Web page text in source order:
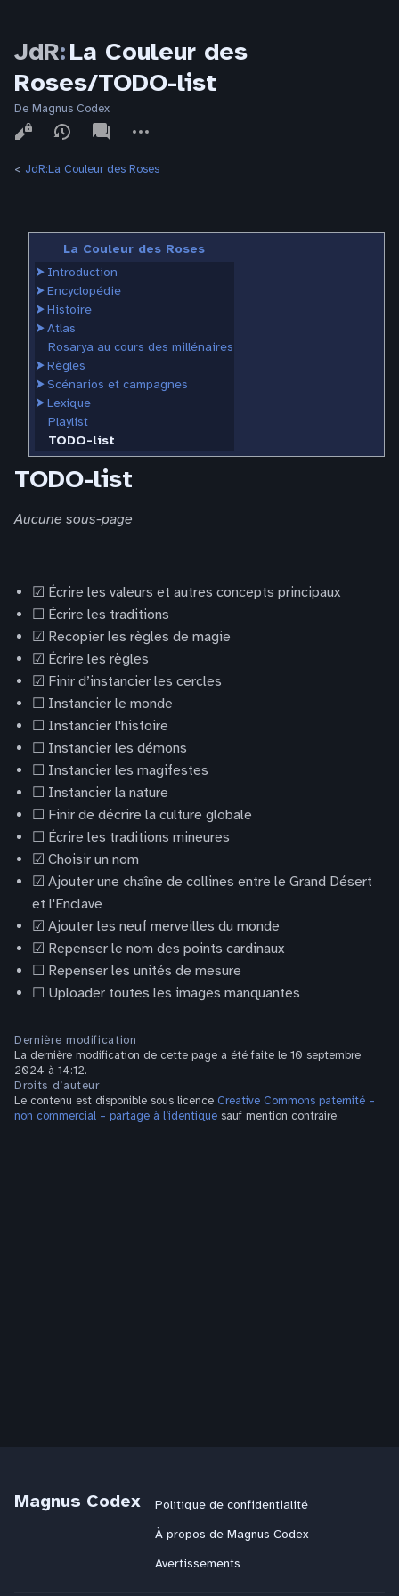
JdR:La Couleur des
Roses/TODO-list
De Magnus Codex
Affichages
associated-
pages
actions
< JdR:La Couleur des Roses
La Couleur des Roses
⮞ Introduction
⮞Encyclopédie
⮞Histoire
⮞Atlas
Rosarya au cours des millénaires
⮞Règles
⮞Scénarios et campagnes
⮞Lexique
Playlist
TODO-list
TODO-list
Aucune sous-page
☑ Écrire les valeurs et autres concepts principaux
☐ Écrire les traditions
☑ Recopier les règles de magie
☑ Écrire les règles
☑ Finir d’instancier les cercles
☐ Instancier le monde
☐ Instancier l'histoire
☐ Instancier les démons
☐ Instancier les magifestes
☐ Instancier la nature
☐ Finir de décrire la culture globale
☐ Écrire les traditions mineures
☑ Choisir un nom
☑ Ajouter une chaîne de collines entre le Grand Désert
et l'Enclave
☑ Ajouter les neuf merveilles du monde
☑ Repenser le nom des points cardinaux
☐ Repenser les unités de mesure
☐ Uploader toutes les images manquantes
Dernière modification
La dernière modification de cette page a été faite le 10 septembre
2024 à 14:12.
Droits d’auteur
Le contenu est disponible sous licence Creative Commons paternité –
non commercial – partage à l’identique sauf mention contraire.
Magnus Codex
Politique de confidentialité
À propos de Magnus Codex
Avertissements